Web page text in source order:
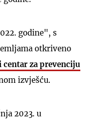
godine", s
otkriveno
centar za prevenciju
izvješću.
2023. u